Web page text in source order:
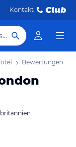
Kontakt
Hotel, Reiseziel
Bewertungen